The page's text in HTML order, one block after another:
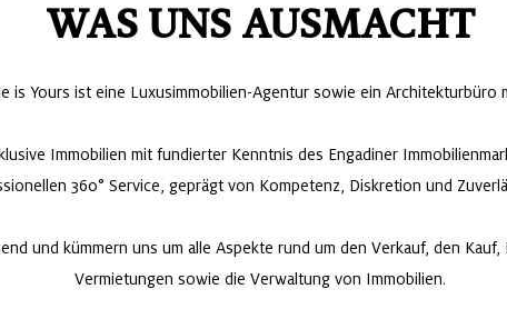
WAS UNS AUSMACHT
is Yours ist eine Luxusimmobilien-Agentur sowie ein Architekturbüro
Immobilien mit fundierter Kenntnis des Engadiner
360° Service, geprägt von Kompetenz, Diskretion und
und kümmern uns um alle Aspekte rund um den Verkauf, den
Vermietungen sowie die Verwaltung von Immobilien.